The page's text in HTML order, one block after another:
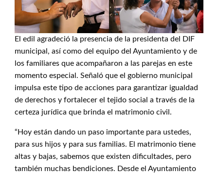
El edil agradeció la presencia de la presidenta del DIF
municipal, así como del equipo del Ayuntamiento y de
los familiares que acompañaron a las parejas en este
momento especial. Señaló que el gobierno municipal
impulsa este tipo de acciones para garantizar igualdad
de derechos y fortalecer el tejido social a través de la
certeza jurídica que brinda el matrimonio civil.
“Hoy están dando un paso importante para ustedes,
para sus hijos y para sus familias. El matrimonio tiene
altas y bajas, sabemos que existen dificultades, pero
también muchas bendiciones. Desde el Ayuntamiento